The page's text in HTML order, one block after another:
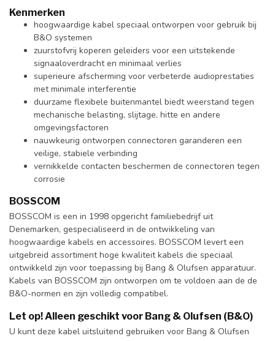
Kenmerken
hoogwaardige kabel speciaal ontworpen voor gebruik bij
B&O systemen
zuurstofvrij koperen geleiders voor een uitstekende
signaaloverdracht en minimaal verlies
superieure afscherming voor verbeterde audioprestaties
met minimale interferentie
duurzame flexibele buitenmantel biedt weerstand tegen
mechanische belasting, slijtage, hitte en andere
omgevingsfactoren
nauwkeurig ontworpen connectoren garanderen een
veilige, stabiele verbinding
vernikkelde contacten beschermen de connectoren tegen
corrosie
BOSSCOM
BOSSCOM is een in 1998 opgericht familiebedrijf uit
Denemarken, gespecialiseerd in de ontwikkeling van
hoogwaardige kabels en accessoires. BOSSCOM levert een
uitgebreid assortiment hoge kwaliteit kabels die speciaal
ontwikkeld zijn voor toepassing bij Bang & Olufsen apparatuur.
Kabels van BOSSCOM zijn ontworpen om te voldoen aan de de
B&O-normen en zijn volledig compatibel.
Let op! Alleen geschikt voor Bang & Olufsen (B&O)
U kunt deze kabel uitsluitend gebruiken voor Bang & Olufsen